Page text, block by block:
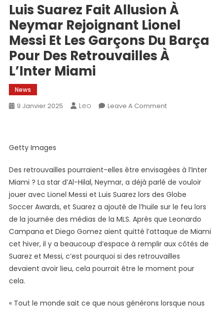
Luis Suarez Fait Allusion À
Neymar Rejoignant Lionel
Messi Et Les Garçons Du Barça
Pour Des Retrouvailles À
L’Inter Miami
News
9 Janvier 2025 Leo Leave A CommentOn
Neymar
Rejoignant
Lionel
Messi
Et
Les
Garçons
Du
Barça
Pour
Getty Images
Des retrouvailles pourraient-elles être envisagées à l’Inter
Miami ? La star d’Al-Hilal, Neymar, a déjà parlé de vouloir
jouer avec Lionel Messi et Luis Suarez lors des Globe
Soccer Awards, et Suarez a ajouté de l’huile sur le feu lors
de la journée des médias de la MLS. Après que Leonardo
Campana et Diego Gomez aient quitté l’attaque de Miami
cet hiver, il y a beaucoup d’espace à remplir aux côtés de
Suarez et Messi, c’est pourquoi si des retrouvailles
devaient avoir lieu, cela pourrait être le moment pour
cela.
« Tout le monde sait ce que nous générons lorsque nous